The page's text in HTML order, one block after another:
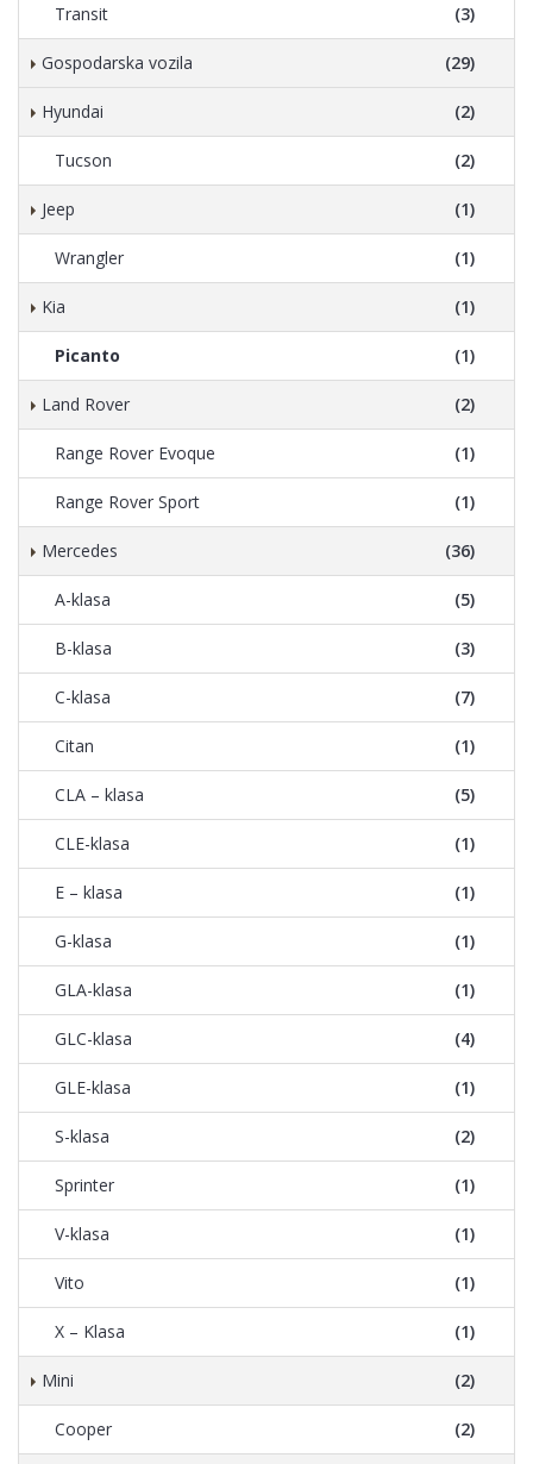
Transit (3)
Gospodarska vozila (29)
Hyundai (2)
Tucson (2)
Jeep (1)
Wrangler (1)
Kia (1)
Picanto (1)
Land Rover (2)
Range Rover Evoque (1)
Range Rover Sport (1)
Mercedes (36)
A-klasa (5)
B-klasa (3)
C-klasa (7)
Citan (1)
CLA – klasa (5)
CLE-klasa (1)
E – klasa (1)
G-klasa (1)
GLA-klasa (1)
GLC-klasa (4)
GLE-klasa (1)
S-klasa (2)
Sprinter (1)
V-klasa (1)
Vito (1)
X – Klasa (1)
Mini (2)
Cooper (2)